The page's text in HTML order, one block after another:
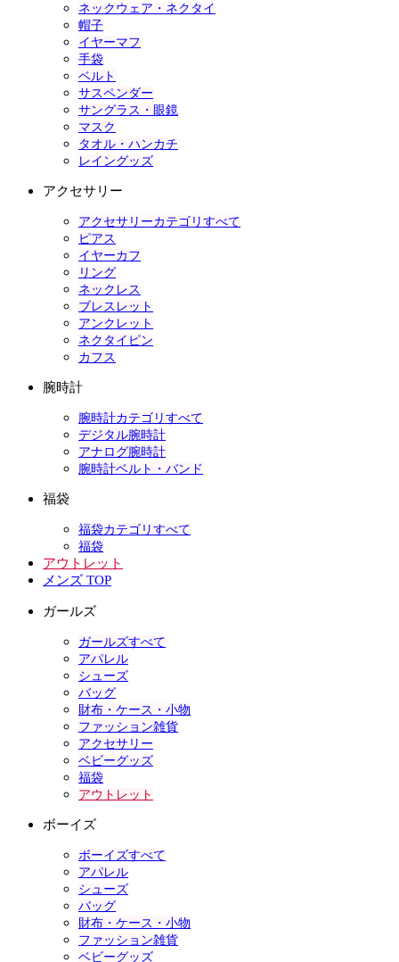
ネックウェア・ネクタイ
帽子
イヤーマフ
手袋
ベルト
サスペンダー
サングラス・眼鏡
マスク
タオル・ハンカチ
レイングッズ
アクセサリー
アクセサリーカテゴリすべて
ピアス
イヤーカフ
リング
ネックレス
ブレスレット
アンクレット
ネクタイピン
カフス
腕時計
腕時計カテゴリすべて
デジタル腕時計
アナログ腕時計
腕時計ベルト・バンド
福袋
福袋カテゴリすべて
福袋
アウトレット
メンズ TOP
ガールズ
ガールズすべて
アパレル
シューズ
バッグ
財布・ケース・小物
ファッション雑貨
アクセサリー
ベビーグッズ
福袋
アウトレット
ボーイズ
ボーイズすべて
アパレル
シューズ
バッグ
財布・ケース・小物
ファッション雑貨
ベビーグッズ